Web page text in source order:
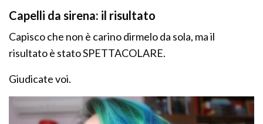
Capelli da sirena: il risultato
Capisco che non è carino dirmelo da sola, ma il
risultato è stato SPETTACOLARE.
Giudicate voi.